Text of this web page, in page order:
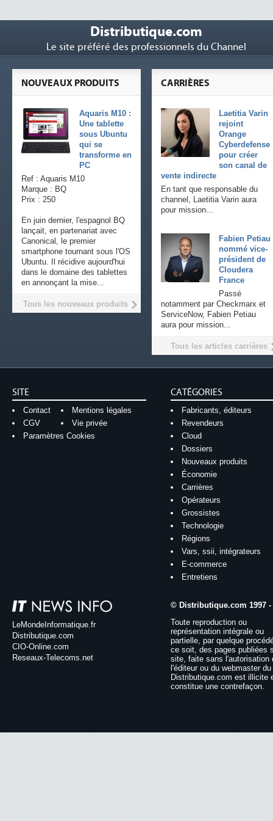
Distributique.com
Le site préféré des professionnels du Channel
CARRIÈRES
Laetitia Varin
rejoint
Orange
Cyberdefense
pour créer
son canal de
vente indirecte
En tant que responsable du
channel, Laetitia Varin aura
pour mission...
Fabien Petiau
nommé vice-
président de
Cloudera
France
Passé
notamment par Checkmarx et
ServiceNow, Fabien Petiau
aura pour mission...
Tous les articles carrières
NOUVEAUX PRODUITS
Aquaris M10 :
Une tablette
sous Ubuntu
qui se
transforme en
PC
Ref : Aquaris M10
Marque : BQ
Prix : 250
En juin dernier, l'espagnol BQ
lançait, en partenariat avec
Canonical, le premier
smartphone tournant sous l'OS
Ubuntu. Il récidive aujourd'hui
dans le domaine des tablettes
en annonçant la mise...
Tous les nouveaux produits
SITE
Contact
Mentions légales
CGV
Vie privée
Paramètres Cookies
CATÉGORIES
Fabricants, éditeurs
Revendeurs
Cloud
Dossiers
Nouveaux produits
Économie
Carrières
Opérateurs
Grossistes
Technologie
Régions
Vars, ssii, intégrateurs
E-commerce
Entretiens
LeMondeInformatique.fr
Distributique.com
CIO-Online.com
Reseaux-Telecoms.net
© Distributique.com 1997 -
Toute reproduction ou
représentation intégrale ou
partielle, par quelque
ce soit, des pages publiées
site, faite sans l'autorisation
l'éditeur ou du webmaster
Distributique.com est illicite
constitue une contrefaçon.